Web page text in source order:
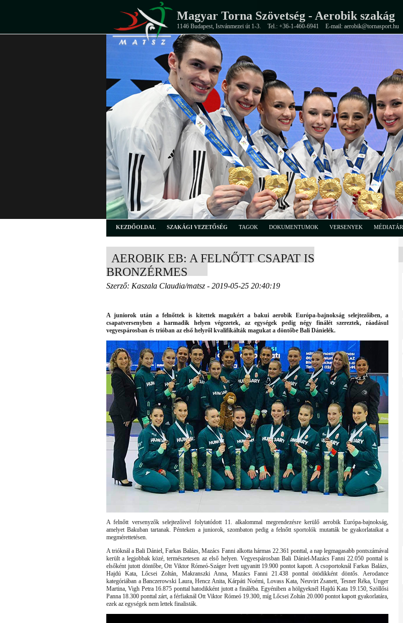
Magyar Torna Szövetség - Aerobik szakág
1146 Budapest, Istvánmezei út 1-3. Tel.: +36-1-460-6941 E-mail: aerobik@tornasport.hu
KEZDŐOLDAL SZAKÁGI VEZETŐSÉG TAGOK DOKUMENTUMOK VERSENYEK MÉDIATÁR
AEROBIK EB: A FELNŐTT CSAPAT IS
BRONZÉRMES
Szerző: Kaszala Claudia/matsz - 2019-05-25 20:40:19
A juniorok után a felnőttek is kitettek magukért a bakui aerobik Európa-bajnokság selejtezőiben, a
csapatversenyben a harmadik helyen végezetek, az egységek pedig négy finálét szereztek, ráadásul
vegyespárosban és trióban az első helyről kvalifikálták magukat a döntőbe Bali Dánielék.
A felnőtt versenyzők selejtezőivel folytatódott 11. alkalommal megrendezésre kerülő aerobik Európa-bajnokság,
amelyet Bakuban tartanak. Pénteken a juniorok, szombaton pedig a felnőtt sportolók mutatták be gyakorlataikat a
megmérettetésen.
A trióknál a Bali Dániel, Farkas Balázs, Mazács Fanni alkotta hármas 22.361 ponttal, a nap legmagasabb pontszámával
került a legjobbak közé, természetesen az első helyen. Vegyespárosban Bali Dániel-Mazács Fanni 22.050 ponttal is
elsőként jutott döntőbe, Ott Viktor Rómeó-Száger Ivett ugyanitt 19.900 pontot kapott. A csoportoknál Farkas Balázs,
Hajdú Kata, Lőcsei Zoltán, Makranszki Anna, Mazács Fanni 21.438 ponttal ötödikként döntős. Aerodance
kategóriában a Banczerowski Laura, Hencz Anita, Kárpáti Noémi, Lovass Kata, Neuvirt Zsanett, Tesner Réka, Unger
Martina, Vigh Petra 16.875 ponttal hatodikként jutott a fináléba. Egyéniben a hölgyeknél Hajdú Kata 19.150, Szöllősi
Panna 18.300 ponttal zárt, a férfiaknál Ott Viktor Rómeó 19.300, míg Lőcsei Zoltán 20.000 pontot kapott gyakorlatára,
ezek az egységek nem lettek finalisták.